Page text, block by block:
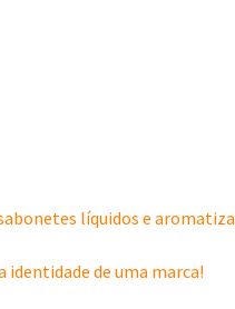
líquidos e
de uma marca!